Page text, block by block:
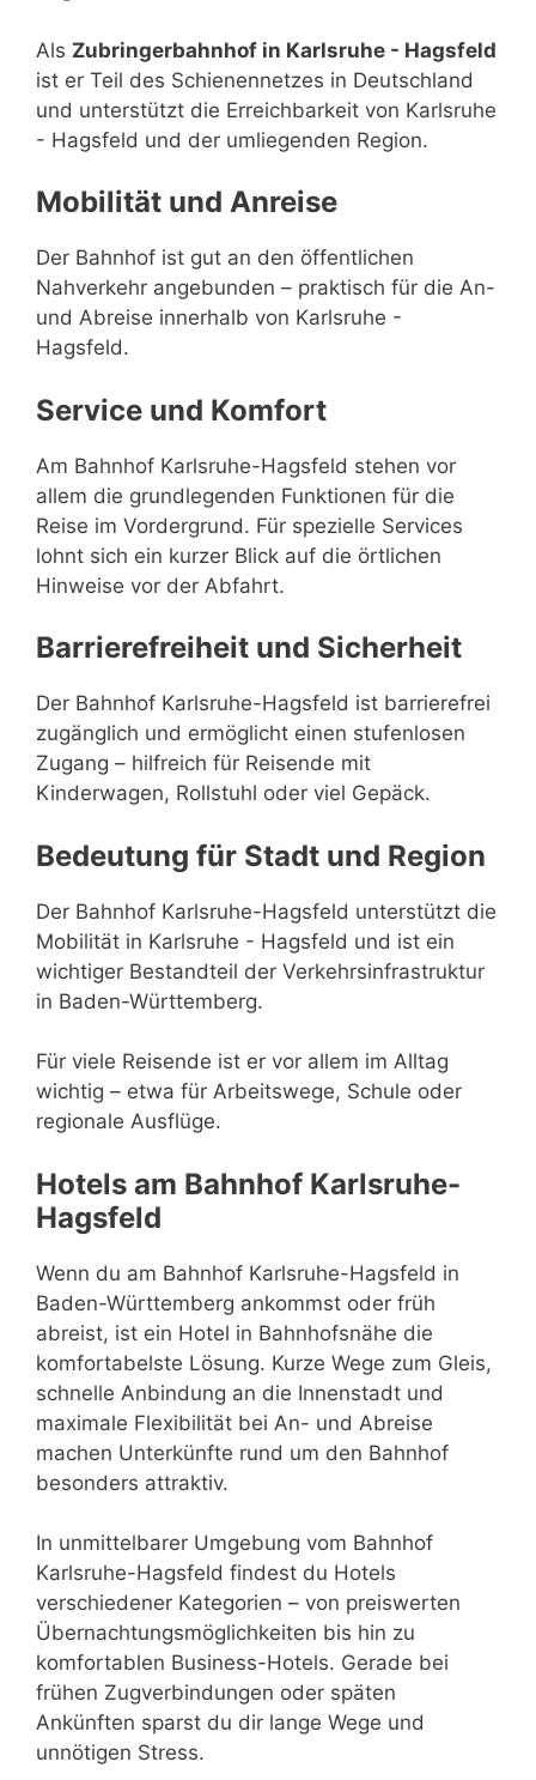
Als Zubringerbahnhof in Karlsruhe - Hagsfeld
ist er Teil des Schienennetzes in Deutschland
und unterstützt die Erreichbarkeit von Karlsruhe
- Hagsfeld und der umliegenden Region.
Mobilität und Anreise
Der Bahnhof ist gut an den öffentlichen
Nahverkehr angebunden – praktisch für die An-
und Abreise innerhalb von Karlsruhe -
Hagsfeld.
Service und Komfort
Am Bahnhof Karlsruhe-Hagsfeld stehen vor
allem die grundlegenden Funktionen für die
Reise im Vordergrund. Für spezielle Services
lohnt sich ein kurzer Blick auf die örtlichen
Hinweise vor der Abfahrt.
Barrierefreiheit und Sicherheit
Der Bahnhof Karlsruhe-Hagsfeld ist barrierefrei
zugänglich und ermöglicht einen stufenlosen
Zugang – hilfreich für Reisende mit
Kinderwagen, Rollstuhl oder viel Gepäck.
Bedeutung für Stadt und Region
Der Bahnhof Karlsruhe-Hagsfeld unterstützt die
Mobilität in Karlsruhe - Hagsfeld und ist ein
wichtiger Bestandteil der Verkehrsinfrastruktur
in Baden-Württemberg.
Für viele Reisende ist er vor allem im Alltag
wichtig – etwa für Arbeitswege, Schule oder
regionale Ausflüge.
Hotels am Bahnhof Karlsruhe-
Hagsfeld
Wenn du am Bahnhof Karlsruhe-Hagsfeld in
Baden-Württemberg ankommst oder früh
abreist, ist ein Hotel in Bahnhofsnähe die
komfortabelste Lösung. Kurze Wege zum Gleis,
schnelle Anbindung an die Innenstadt und
maximale Flexibilität bei An- und Abreise
machen Unterkünfte rund um den Bahnhof
besonders attraktiv.
In unmittelbarer Umgebung vom Bahnhof
Karlsruhe-Hagsfeld findest du Hotels
verschiedener Kategorien – von preiswerten
Übernachtungsmöglichkeiten bis hin zu
komfortablen Business-Hotels. Gerade bei
frühen Zugverbindungen oder späten
Ankünften sparst du dir lange Wege und
unnötigen Stress.